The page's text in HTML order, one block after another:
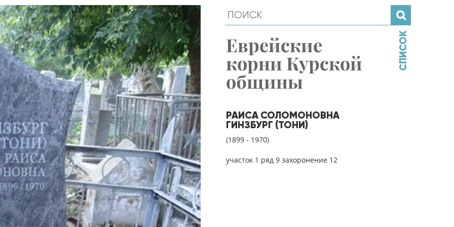
Еврейские
корни Курской
общины
РАИСА СОЛОМОНОВНА
ГИНЗБУРГ (ТОНИ)
(1899 - 1970)
участок 1 ряд 9 захоронение 12
СПИСОК